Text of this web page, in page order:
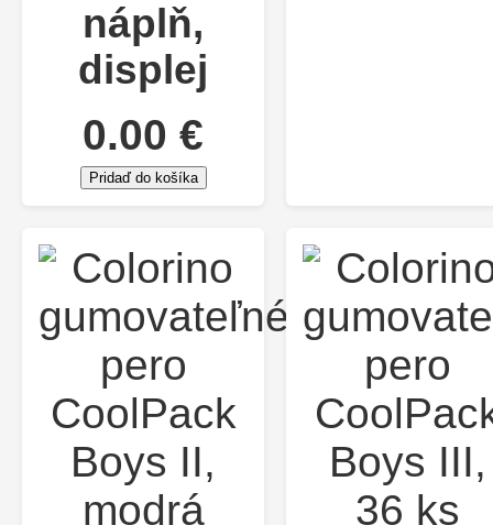
náplň,
displej
0.00 €
Pridaď do košíka